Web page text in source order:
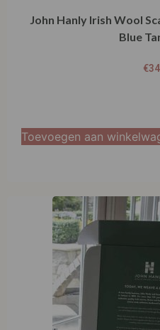
John Hanly Irish Wool
Blue
€
Toevoegen aan